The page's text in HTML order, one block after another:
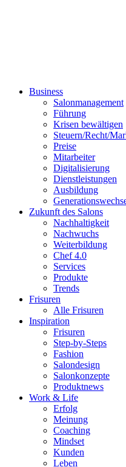
Business
Salonmanagement
Führung
Krisen bewältigen
Steuern/Recht/
Preise
Mitarbeiter
Digitalisierung
Dienstleistungen
Ausbildung
Zukunft des Salons
Nachhaltigkeit
Nachwuchs
Weiterbildung
Chef 4.0
Services
Produkte
Trends
Frisuren
Alle Frisuren
Inspiration
Frisuren
Step-by-Steps
Fashion
Salondesign
Salonkonzepte
Produktnews
Work & Life
Erfolg
Meinung
Coaching
Mindset
Kunden
Leben